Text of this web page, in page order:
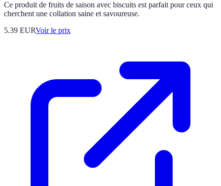
Ce produit de fruits de saison avec biscuits est parfait pour ceux qui
cherchent une collation saine et savoureuse.
5.39 EURVoir le prix